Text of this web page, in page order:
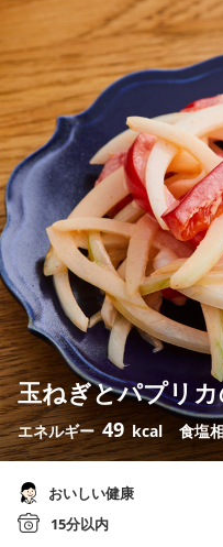
玉ねぎとパプリ
エネルギー49 kcal 食塩
おいしい健康
15分以内